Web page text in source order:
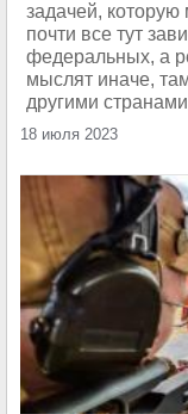
задачей,
почти все тут
федеральных, а
мыслят иначе,
другими
18 июля 2023